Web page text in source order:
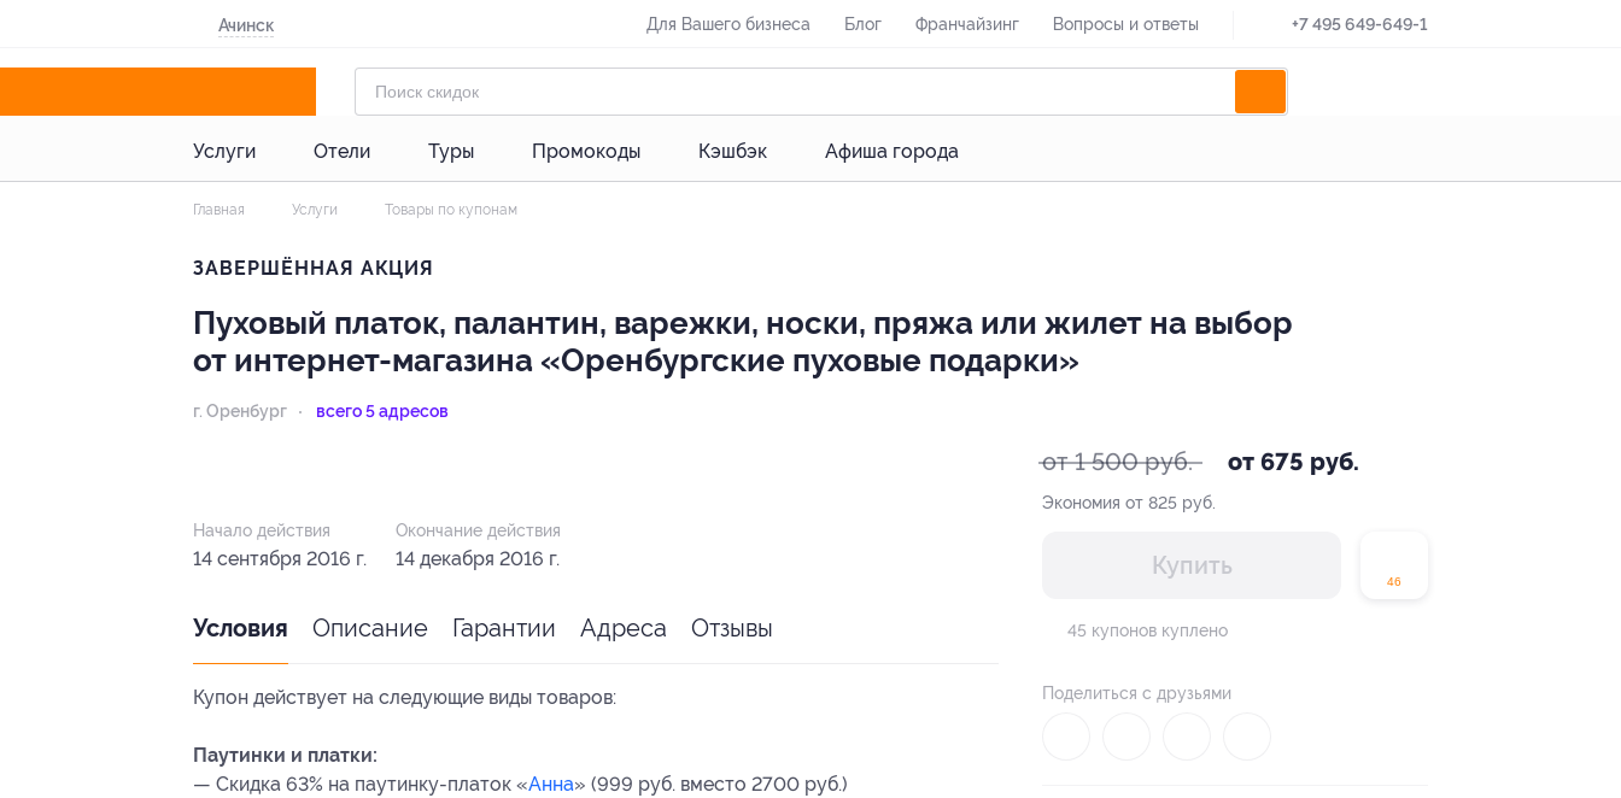
Ачинск Для Вашего бизнеса Блог Франчайзинг Вопросы и ответы +7 495 649-649-1
Услуги Отели Туры Промокоды Кэшбэк Афиша города
Главная Услуги Товары по купонам
ЗАВЕРШЁННАЯ АКЦИЯ
Пуховый платок, палантин, варежки, носки, пряжа или жилет на выбор
от интернет-магазина «Оренбургские пуховые подарки»
г. Оренбург всего 5 адресов
от 1 500 руб. от 675 руб.
Экономия от 825 руб.
Купить
46
45 купонов куплено
Поделиться с друзьями
Начало действия
14 сентября 2016 г.
Окончание действия
14 декабря 2016 г.
Условия Описание Гарантии Адреса Отзывы
Купон действует на следующие виды товаров:
Паутинки и платки:
— Скидка 63% на паутинку-платок «Анна» (999 руб. вместо 2700 руб.)